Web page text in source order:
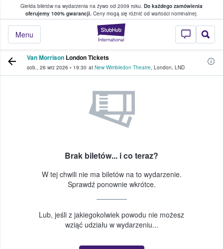
Giełda biletów na wydarzenia na żywo od 2009 roku. Do każdego zamówienia
oferujemy 100% gwarancji. Ceny mogą się różnić od wartości nominalnej.
StubHub —
Menu
w którym fani i kibice kupują i
Van Morrison London Tickets
sob., 26 wrz 2026 • 19:30 at New Wimbledon Theatre, London, LND
Brak biletów... i co teraz?
W tej chwili nie ma biletów na to wydarzenie.
Sprawdź ponownie wkrótce.
Lub, jeśli z jakiegokolwiek powodu nie możesz
wziąć udziału w wydarzeniu...